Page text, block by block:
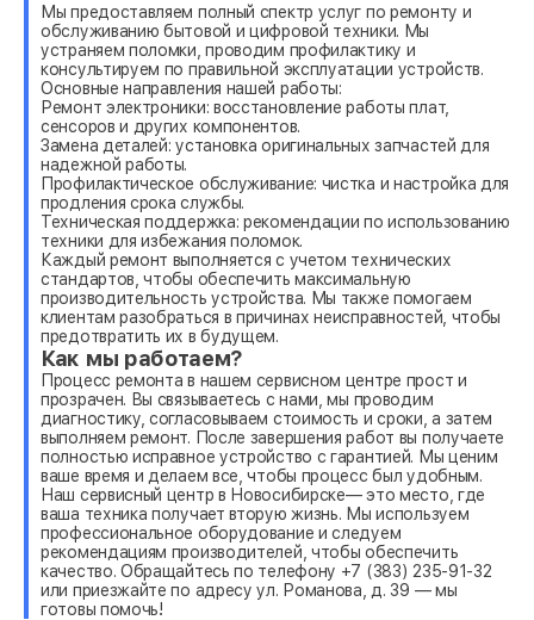
Мы предоставляем полный спектр услуг по ремонту и
обслуживанию бытовой и цифровой техники. Мы
устраняем поломки, проводим профилактику и
консультируем по правильной эксплуатации устройств.
Основные направления нашей работы:
Ремонт электроники: восстановление работы плат,
сенсоров и других компонентов.
Замена деталей: установка оригинальных запчастей для
надежной работы.
Профилактическое обслуживание: чистка и настройка для
продления срока службы.
Техническая поддержка: рекомендации по использованию
техники для избежания поломок.
Каждый ремонт выполняется с учетом технических
стандартов, чтобы обеспечить максимальную
производительность устройства. Мы также помогаем
клиентам разобраться в причинах неисправностей, чтобы
предотвратить их в будущем.
Как мы работаем?
Процесс ремонта в нашем сервисном центре прост и
прозрачен. Вы связываетесь с нами, мы проводим
диагностику, согласовываем стоимость и сроки, а затем
выполняем ремонт. После завершения работ вы получаете
полностью исправное устройство с гарантией. Мы ценим
ваше время и делаем все, чтобы процесс был удобным.
Наш сервисный центр в Новосибирске— это место, где
ваша техника получает вторую жизнь. Мы используем
профессиональное оборудование и следуем
рекомендациям производителей, чтобы обеспечить
качество. Обращайтесь по телефону +7 (383) 235-91-32
или приезжайте по адресу ул. Романова, д. 39 — мы
готовы помочь!